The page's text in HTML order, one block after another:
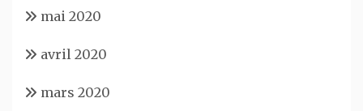
mai 2020
avril 2020
mars 2020